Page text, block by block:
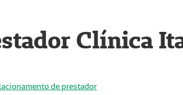
Clínica
de prestador